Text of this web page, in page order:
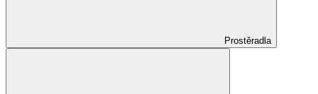
Prostěradla